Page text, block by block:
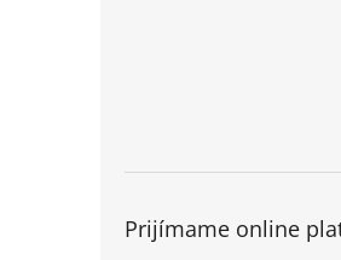
Prijímame online